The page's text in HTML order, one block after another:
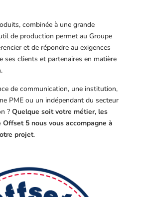
combinée à une grande
de production permet au Groupe
et de répondre au exigences
ses clients et partenaires en matière
de communication, une institution,
PME ou un indépendant du secteur
? Quelque soit votre métier, les
Offset 5 nous vous accompagne à
projet.